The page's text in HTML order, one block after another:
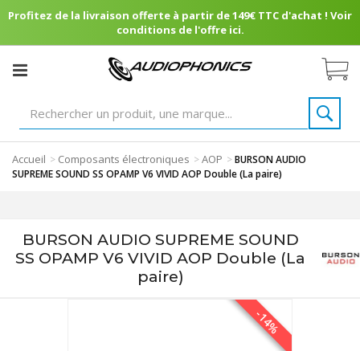
Profitez de la livraison offerte à partir de 149€ TTC d'achat ! Voir
conditions de l'offre ici.
Accueil > Composants électroniques >AOP >BURSON AUDIO
SUPREME SOUND SS OPAMP V6 VIVID AOP Double (La paire)
BURSON AUDIO SUPREME SOUND
SS OPAMP V6 VIVID AOP Double (La
paire)
-14%